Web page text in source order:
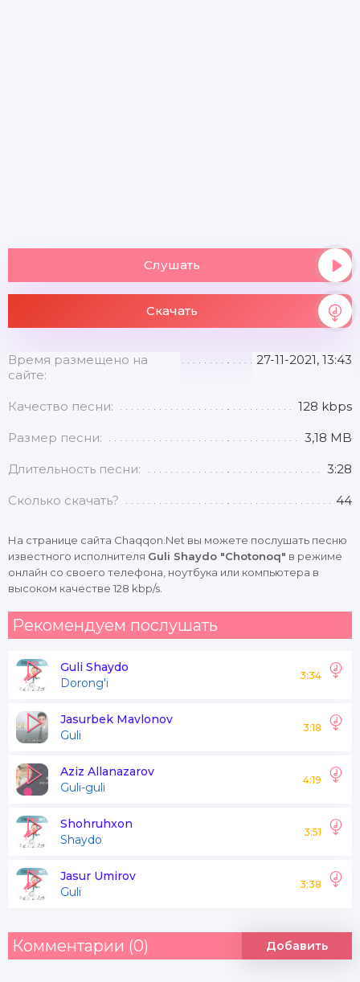
Слушать
Скачать
Время размещено на
сайте:
27-11-2021, 13:43
Качество песни: 128 kbps
Размер песни: 3,18 MB
Длительность песни: 3:28
Сколько скачать? 44
На странице сайта Chaqqon.Net вы можете послушать песню
известного исполнителя Guli Shaydo "Chotonoq" в режиме
онлайн со своего телефона, ноутбука или компьютера в
высоком качестве 128 kbp/s.
Рекомендуем послушать
Guli Shaydo
Dorong'i
3:34
Jasurbek Mavlonov
Guli
3:18
Aziz Allanazarov
Guli-guli
4:19
Shohruhxon
Shaydo
3:51
Jasur Umirov
Guli
3:38
Комментарии (0) Добавить